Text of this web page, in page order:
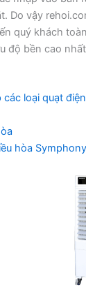
Do vậy
quý khách
độ bền cao
các loại quạt
hòa